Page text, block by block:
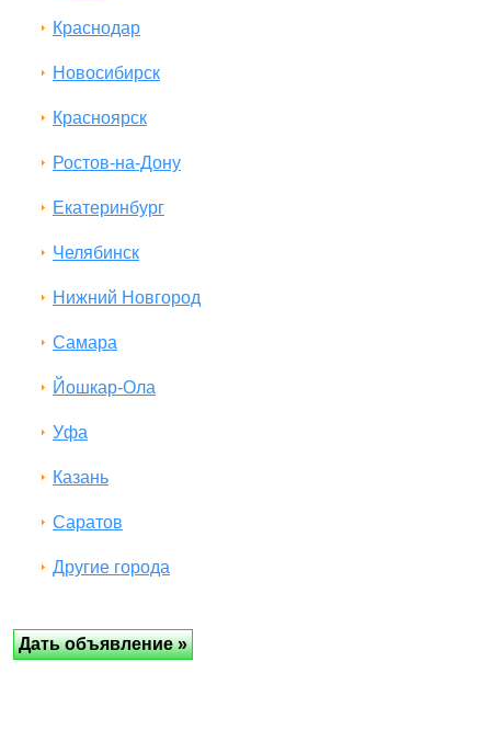
Краснодар
Новосибирск
Красноярск
Ростов-на-Дону
Екатеринбург
Челябинск
Нижний Новгород
Самара
Йошкар-Ола
Уфа
Казань
Саратов
Другие города